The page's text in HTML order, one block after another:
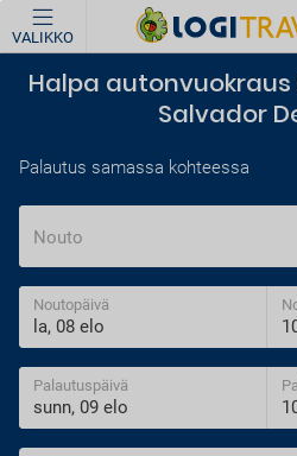
VALIKKO
Halpa
Salvador
Palautus samassa kohteessa
Nouto
Noutopäivä
Palautuspäivä